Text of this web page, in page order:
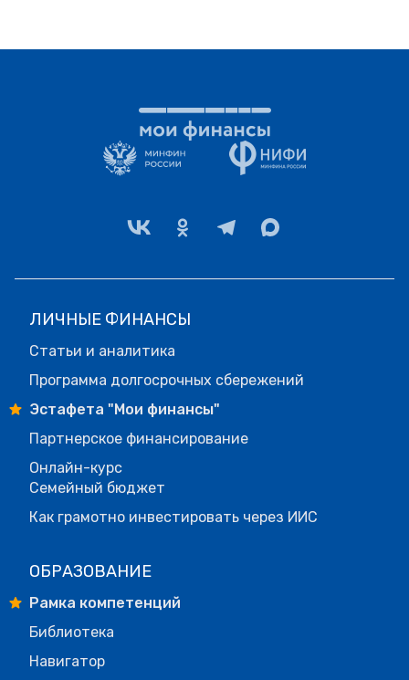
ЛИЧНЫЕ ФИНАНСЫ
Статьи и аналитика
Программа долгосрочных сбережений
Эстафета "Мои финансы"
Партнерское финансирование
Онлайн-курс
Семейный бюджет
Как грамотно инвестировать через ИИС
ОБРАЗОВАНИЕ
Рамка компетенций
Библиотека
Навигатор